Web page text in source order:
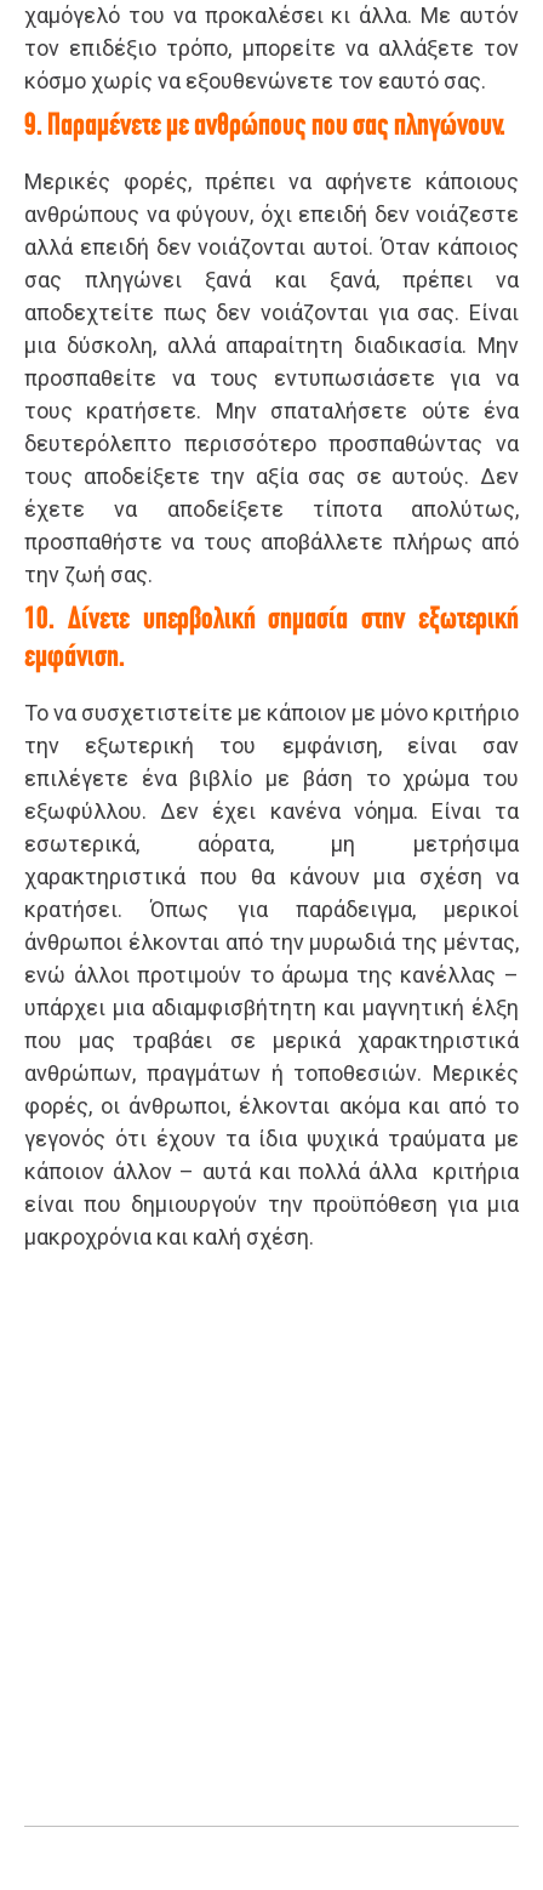
χαμόγελό του να προκαλέσει κι άλλα. Με αυτόν
τον επιδέξιο τρόπο, μπορείτε να αλλάξετε τον
κόσμο χωρίς να εξουθενώνετε τον εαυτό σας.
9. Παραμένετε με ανθρώπους που σας πληγώνουν.
Μερικές φορές, πρέπει να αφήνετε κάποιους
ανθρώπους να φύγουν, όχι επειδή δεν νοιάζεστε
αλλά επειδή δεν νοιάζονται αυτοί. Όταν κάποιος
σας πληγώνει ξανά και ξανά, πρέπει να
αποδεχτείτε πως δεν νοιάζονται για σας. Είναι
μια δύσκολη, αλλά απαραίτητη διαδικασία. Μην
προσπαθείτε να τους εντυπωσιάσετε για να
τους κρατήσετε. Μην σπαταλήσετε ούτε ένα
δευτερόλεπτο περισσότερο προσπαθώντας να
τους αποδείξετε την αξία σας σε αυτούς. Δεν
έχετε να αποδείξετε τίποτα απολύτως,
προσπαθήστε να τους αποβάλλετε πλήρως από
την ζωή σας.
10. Δίνετε υπερβολική σημασία στην εξωτερική
εμφάνιση.
Το να συσχετιστείτε με κάποιον με μόνο κριτήριο
την εξωτερική του εμφάνιση, είναι σαν
επιλέγετε ένα βιβλίο με βάση το χρώμα του
εξωφύλλου. Δεν έχει κανένα νόημα. Είναι τα
εσωτερικά, αόρατα, μη μετρήσιμα
χαρακτηριστικά που θα κάνουν μια σχέση να
κρατήσει. Όπως για παράδειγμα, μερικοί
άνθρωποι έλκονται από την μυρωδιά της μέντας,
ενώ άλλοι προτιμούν το άρωμα της κανέλλας –
υπάρχει μια αδιαμφισβήτητη και μαγνητική έλξη
που μας τραβάει σε μερικά χαρακτηριστικά
ανθρώπων, πραγμάτων ή τοποθεσιών. Μερικές
φορές, οι άνθρωποι, έλκονται ακόμα και από το
γεγονός ότι έχουν τα ίδια ψυχικά τραύματα με
κάποιον άλλον – αυτά και πολλά άλλα κριτήρια
είναι που δημιουργούν την προϋπόθεση για μια
μακροχρόνια και καλή σχέση.